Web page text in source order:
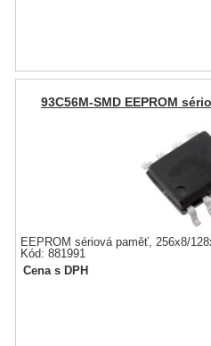
93C56M-SMD EEPROM
EEPROM sériová paměť, 256x8/
Kód: 881991
Cena s DPH